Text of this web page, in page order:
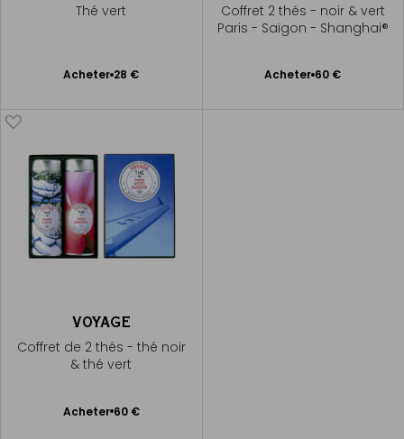
Thé vert
Acheter 28 €
Ajouter
Coffret 2 thés - noir & vert
Paris - Saïgon - Shanghai®
Acheter 60 €
Ajouter
VOYAGE
Coffret de 2 thés - thé noir
& thé vert
Acheter 60 €
Ajouter